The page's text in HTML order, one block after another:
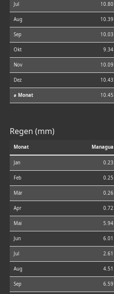
Jul 10.80
Aug 10.39
Sep 10.03
Okt 9.34
Nov 10.09
Dez 10.43
⌀ Monat 10.45
Regen (mm)
Monat Managua
Jan 0.23
Feb 0.25
Mär 0.26
Apr 0.72
Mai 5.94
Jun 6.01
Jul 2.61
Aug 4.51
Sep 6.59